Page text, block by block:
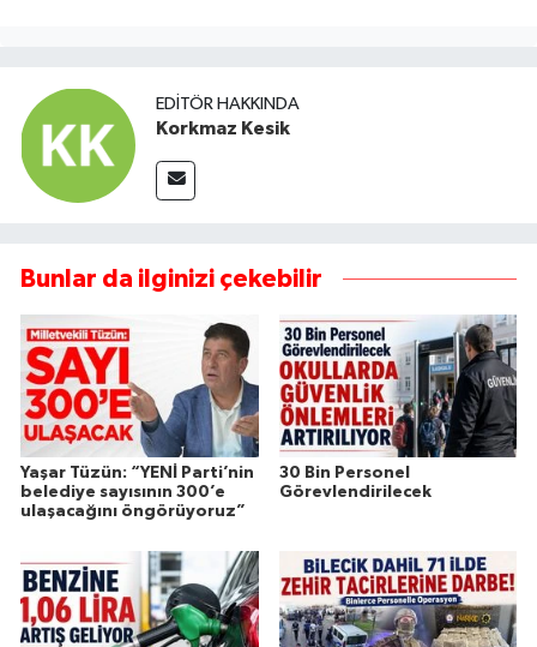
EDITÖR HAKKINDA
Korkmaz Kesik
Bunlar da ilginizi çekebilir
Yaşar Tüzün: “YENİ Parti’nin
belediye sayısının 300’e
ulaşacağını öngörüyoruz”
30 Bin Personel
Görevlendirilecek